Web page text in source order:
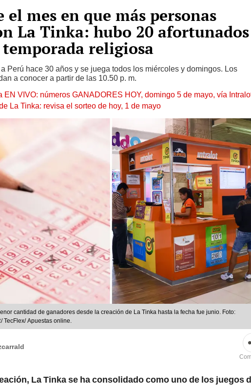
el mes en que más personas
La Tinka: hubo 20
temporada religiosa
Perú hace 30 años y se juega todos los miércoles y domingos. Los
a conocer a partir de las 10.50 p. m.
EN VIVO: números GANADORES HOY, domingo 5 de mayo, vía
La Tinka: revisa el sorteo de hoy, 1 de mayo
cantidad de ganadores desde la creación de La Tinka hasta la fecha fue junio. Foto:
TecFlex/ Apuestas online.
La Tinka se ha consolidado como uno de los juegos